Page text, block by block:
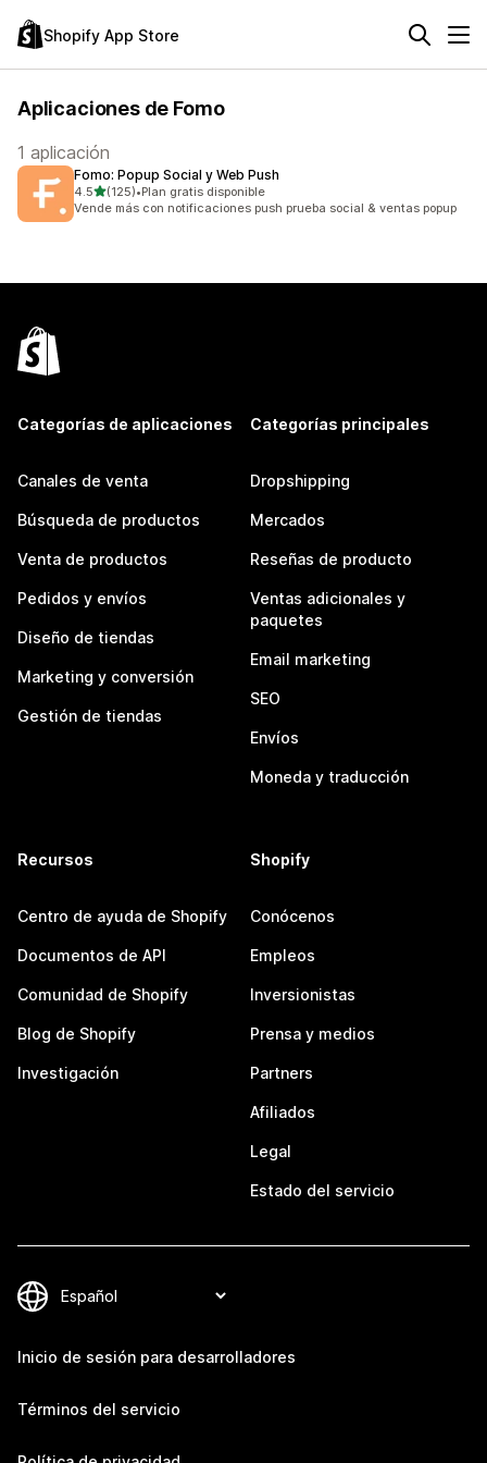
Shopify App Store
Aplicaciones de Fomo
1 aplicación
Fomo: Popup Social y Web Push
4.5de 5 estrellas
(125)
125 reseñas en total
•Plan gratis disponible
Vende más con notificaciones push prueba social & ventas popup
Categorías de aplicaciones
Canales de venta
Búsqueda de productos
Venta de productos
Pedidos y envíos
Diseño de tiendas
Marketing y conversión
Gestión de tiendas
Categorías principales
Dropshipping
Mercados
Reseñas de producto
Ventas adicionales y
paquetes
Email marketing
SEO
Envíos
Moneda y traducción
Recursos
Centro de ayuda de Shopify
Documentos de API
Comunidad de Shopify
Blog de Shopify
Investigación
Shopify
Conócenos
Empleos
Inversionistas
Prensa y medios
Partners
Afiliados
Legal
Estado del servicio
Inicio de sesión para desarrolladores
Términos del servicio